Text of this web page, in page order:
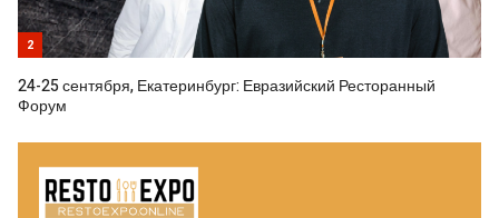
2
24-25 сентября, Екатеринбург: Евразийский Ресторанный
Форум